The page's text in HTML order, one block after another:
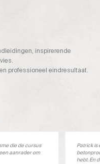
inspirerende
professioneel eindresultaat.
die de cursus
aanrader om
Patrick is
hebt. En